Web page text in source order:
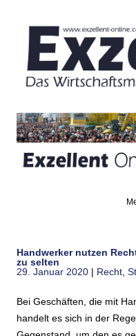
Handwerker nutzen
zu selten
29. Januar 2020 | Recht
Bei Geschäften, die mit
handelt es sich in der